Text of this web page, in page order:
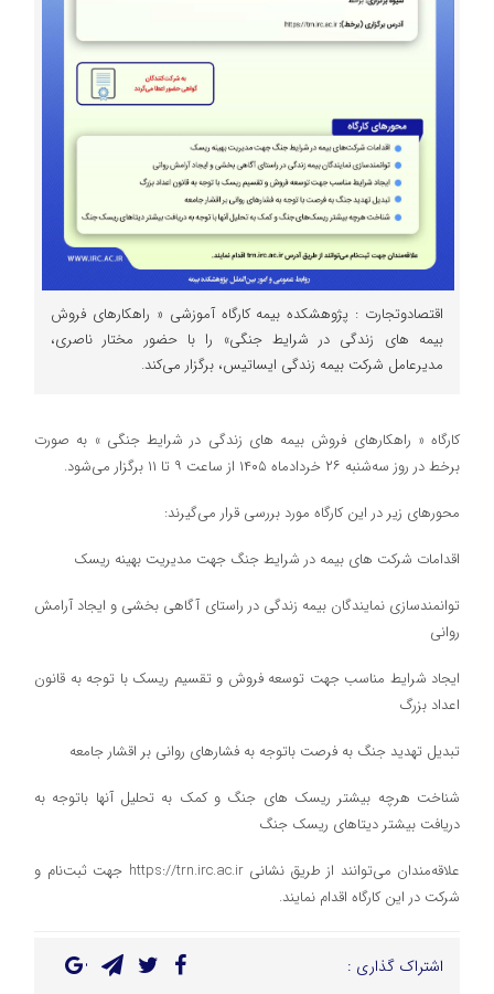
اقتصادوتجارت : پژوهشکده بیمه کارگاه آموزشی « راهکارهای فروش
بیمه های زندگی در شرایط جنگی» را با حضور مختار ناصری،
مدیرعامل شرکت بیمه زندگی ایساتیس، برگزار می‌کند.
کارگاه « راهکارهای فروش بیمه های زندگی در شرایط جنگی » به صورت
برخط در روز سه‌شنبه ۲۶ خردادماه ۱۴۰۵ از ساعت ۹ تا ۱۱ برگزار می‌شود.
محورهای زیر در این کارگاه مورد بررسی قرار می‌گیرند:
اقدامات شرکت های بیمه در شرایط جنگ جهت مدیریت بهینه ریسک
توانمندسازی نمایندگان بیمه زندگی در راستای آگاهی بخشی و ایجاد آرامش
روانی
ایجاد شرایط مناسب جهت توسعه فروش و تقسیم ریسک با توجه به قانون
اعداد بزرگ
تبدیل تهدید جنگ به فرصت باتوجه به فشارهای روانی بر اقشار جامعه
شناخت هرچه بیشتر ریسک های جنگ و کمک به تحلیل آنها باتوجه به
دریافت بیشتر دیتاهای ریسک جنگ
علاقه‌مندان می‌توانند از طریق نشانی https://trn.irc.ac.ir جهت ثبت‌نام و
شرکت در این کارگاه اقدام نمایند.
اشتراک گذاری :